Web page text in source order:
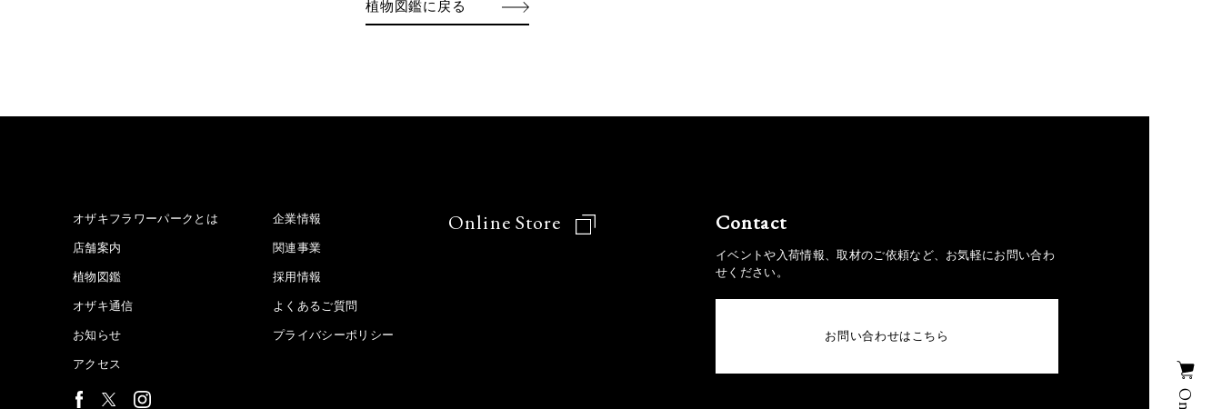
植物図鑑に戻る
オザキフラワーパークとは
店舗案内
植物図鑑
オザキ通信
お知らせ
アクセス
企業情報
関連事業
採用情報
よくあるご質問
プライバシーポリシー
Online Store Contact
イベントや入荷情報、取材のご依頼など、お気軽にお問い合わ
せください。
お問い合わせはこちら